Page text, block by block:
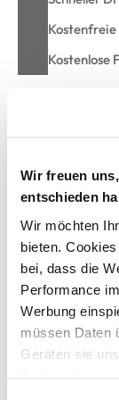
Wir freuen
entschieden
Wir möchten
bieten.
bei, dass die
Performance
Werbung
müssen Daten
Geräten sie
Kostenfreie
Kostenlose
Hailys LS C SW
cooles
mit
vorne mit
hinten
Bündchen